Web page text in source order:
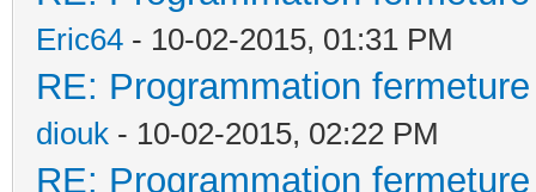
(auto_volets_bas ==
(ScriptExec.cpp:68)
Jun 08 17:15:10
Eric64 - 10-02-2015, 01:31 PM
RE: Programmation
diouk - 10-02-2015, 02:22 PM
RE: Programmation